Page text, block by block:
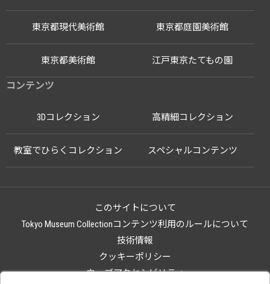
江戸東京たてもの園
東京都現代美術館 東京都庭園美術館
東京都美術館
コンテンツ
3Dコレクション 高精細コレクション
教室でひらくコレクション スペシャルコンテンツ
このサイトについて
Tokyo Museum Collectionコンテンツ利用のルールについて
技術情報
クッキーポリシー
ウェブアクセシビリティ